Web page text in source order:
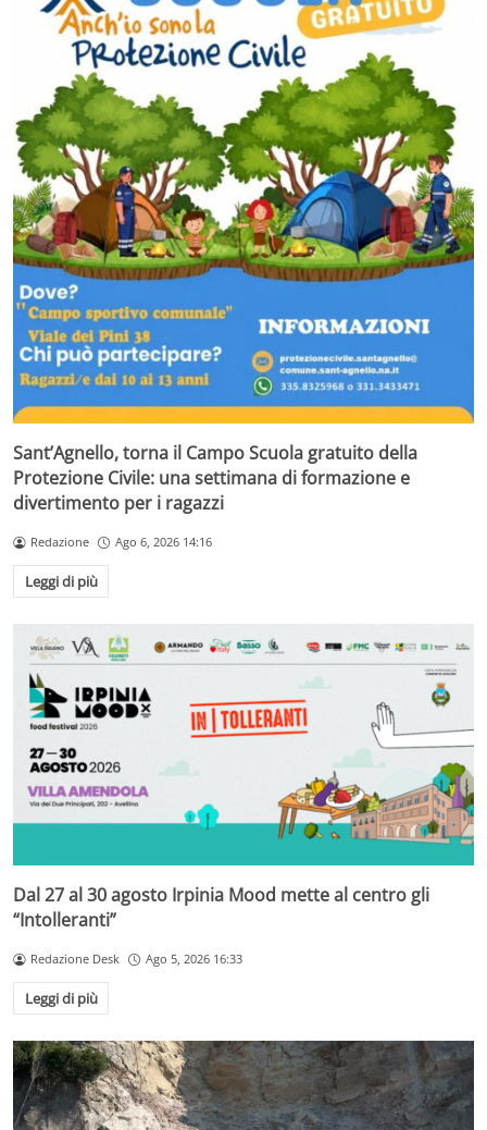
Sant’Agnello, torna il Campo Scuola gratuito della
Protezione Civile: una settimana di formazione e
divertimento per i ragazzi
Redazione Ago 6, 2026 14:16
Leggi di più
Dal 27 al 30 agosto Irpinia Mood mette al centro gli
“Intolleranti”
Redazione Desk Ago 5, 2026 16:33
Leggi di più